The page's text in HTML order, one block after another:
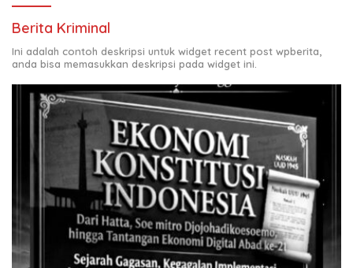
Berita Kriminal
Ini adalah contoh deskripsi untuk widget recent post wpberita,
anda bisa memasukkan deskripsi pada widget ini.